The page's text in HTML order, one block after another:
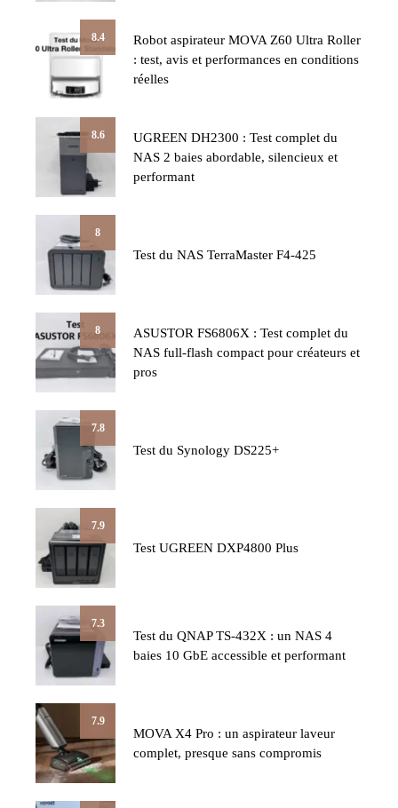
8.4
Robot aspirateur MOVA Z60 Ultra Roller
: test, avis et performances en conditions
réelles
8.6
UGREEN DH2300 : Test complet du
NAS 2 baies abordable, silencieux et
performant
8
Test du NAS TerraMaster F4-425
8
ASUSTOR FS6806X : Test complet du
NAS full-flash compact pour créateurs et
pros
7.8
Test du Synology DS225+
7.9
Test UGREEN DXP4800 Plus
7.3
Test du QNAP TS-432X : un NAS 4
baies 10 GbE accessible et performant
7.9
MOVA X4 Pro : un aspirateur laveur
complet, presque sans compromis